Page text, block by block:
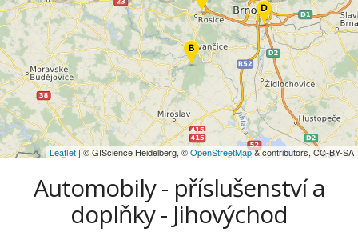
Leaflet | © GIScience Heidelberg, ©OpenStreetMap& contributors, CC-BY-SA
Automobily - příslušenství a
doplňky - Jihovýchod